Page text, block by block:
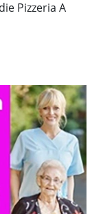
Pizzeria A